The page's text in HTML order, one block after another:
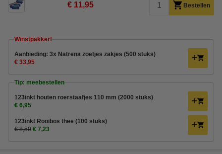
€ 11,95 Bestellen
Winstpakker!
Aanbieding: 3x Natrena zoetjes zakjes (500 stuks)
€ 33,95
Tip: meebestellen
123inkt houten roerstaafjes 110 mm (2000 stuks)
€ 6,95
123inkt Rooibos thee (100 stuks)
€ 8,50 € 7,23